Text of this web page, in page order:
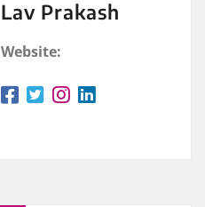
Lav Prakash
Website: